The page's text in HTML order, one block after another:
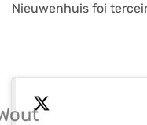
Nieuwenhuis foi